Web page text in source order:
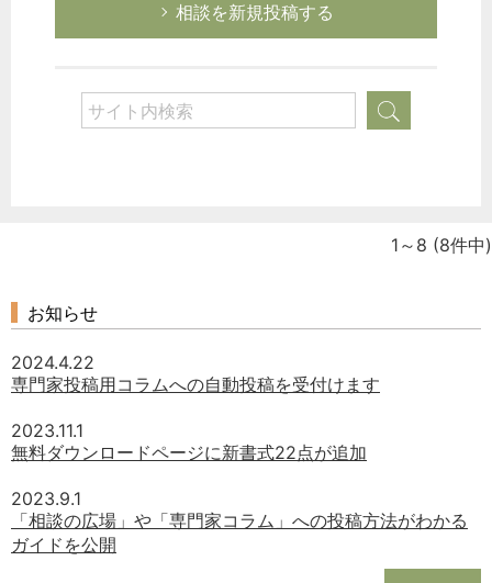
相談を新規投稿する
1～8 (8件中)
お知らせ
2024.4.22
専門家投稿用コラムへの自動投稿を受付けます
2023.11.1
無料ダウンロードページに新書式22点が追加
2023.9.1
「相談の広場」や「専門家コラム」への投稿方法がわかる
ガイドを公開